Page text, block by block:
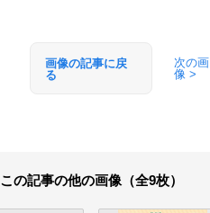
画像の記事に戻
る
次の画
像 >
この記事の他の画像（全9枚）